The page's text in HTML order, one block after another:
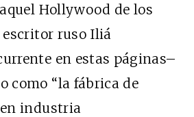
Hollywood de los
escritor ruso Iliá
en estas páginas–
como “la fábrica de
industria